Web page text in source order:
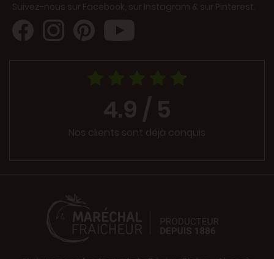
Suivez-nous sur Facebook, sur Instagram & sur Pinterest.
4.9 / 5
Nos clients sont déjà conquis